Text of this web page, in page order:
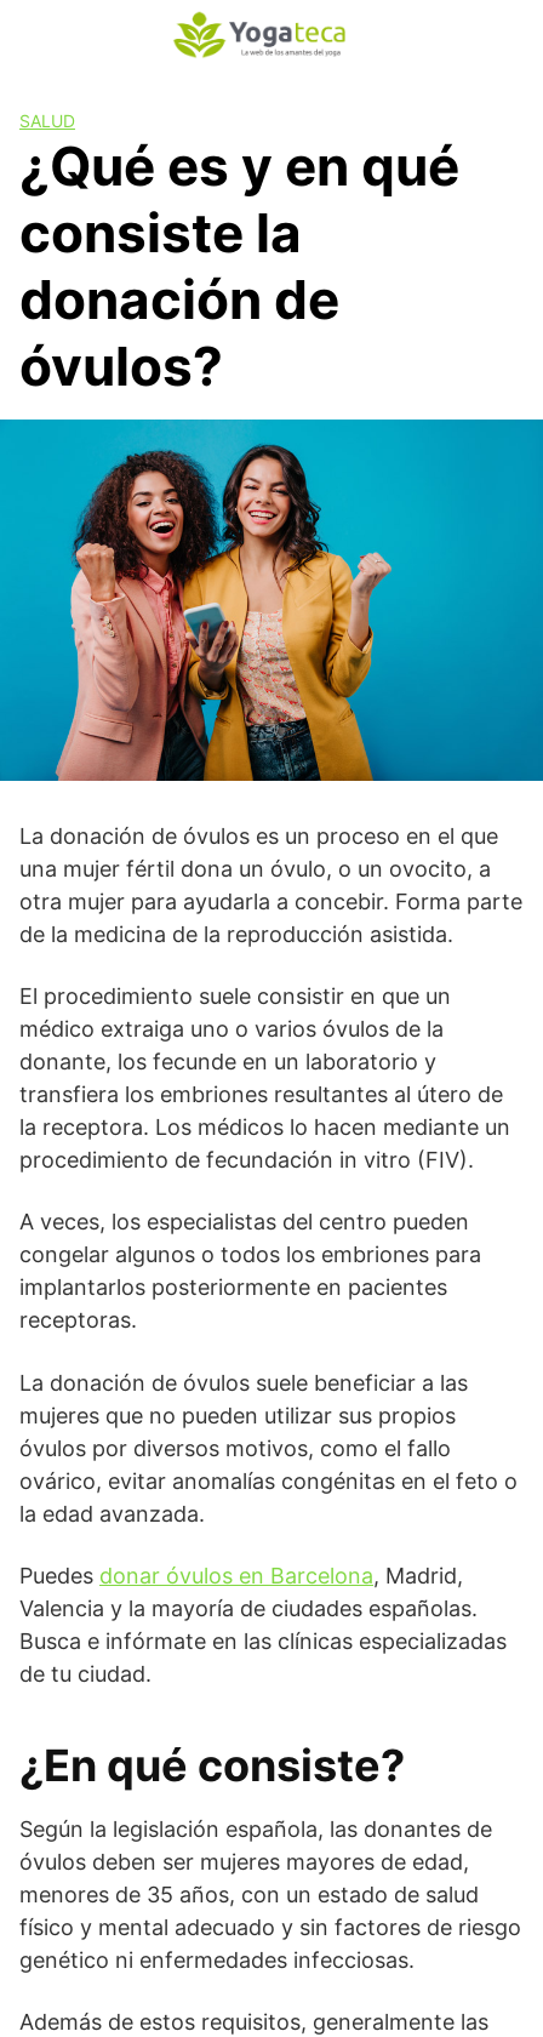
i
SALUD
¿Qué es y en qué
consiste la
donación de
óvulos?
La donación de óvulos es un proceso en el que
una mujer fértil dona un óvulo, o un ovocito, a
otra mujer para ayudarla a concebir. Forma parte
de la medicina de la reproducción asistida.
El procedimiento suele consistir en que un
médico extraiga uno o varios óvulos de la
donante, los fecunde en un laboratorio y
transfiera los embriones resultantes al útero de
la receptora. Los médicos lo hacen mediante un
procedimiento de fecundación in vitro (FIV).
A veces, los especialistas del centro pueden
congelar algunos o todos los embriones para
implantarlos posteriormente en pacientes
receptoras.
La donación de óvulos suele beneficiar a las
mujeres que no pueden utilizar sus propios
óvulos por diversos motivos, como el fallo
ovárico, evitar anomalías congénitas en el feto o
la edad avanzada.
Puedes donar óvulos en Barcelona, Madrid,
Valencia y la mayoría de ciudades españolas.
Busca e infórmate en las clínicas especializadas
de tu ciudad.
¿En qué consiste?
Según la legislación española, las donantes de
óvulos deben ser mujeres mayores de edad,
menores de 35 años, con un estado de salud
físico y mental adecuado y sin factores de riesgo
genético ni enfermedades infecciosas.
Además de estos requisitos, generalmente las